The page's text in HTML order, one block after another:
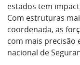
estados tem
Com estruturas
coordenada, as
com mais precisão
nacional de